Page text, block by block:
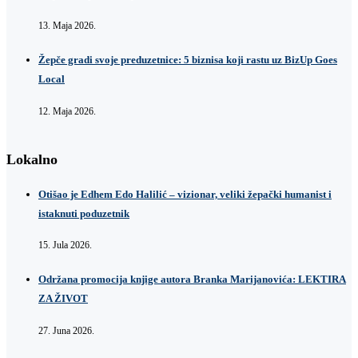
13. Maja 2026.
Žepče gradi svoje preduzetnice: 5 biznisa koji rastu uz BizUp Goes
Local
12. Maja 2026.
Lokalno
Otišao je Edhem Edo Halilić – vizionar, veliki žepački humanist i
istaknuti poduzetnik
15. Jula 2026.
Održana promocija knjige autora Branka Marijanovića: LEKTIRA
ZA ŽIVOT
27. Juna 2026.